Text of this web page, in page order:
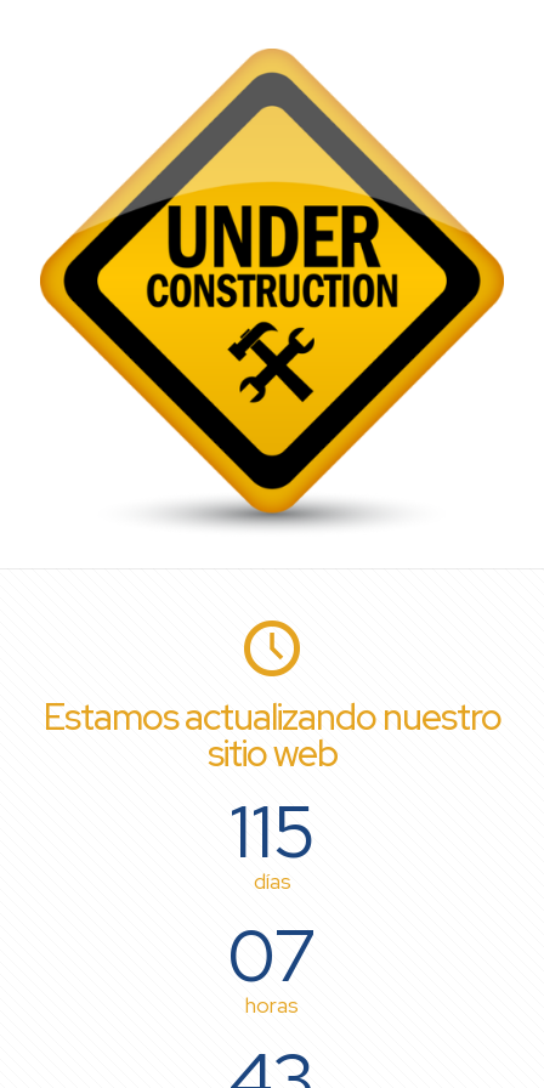
Estamos actualizando nuestro
sitio web
115
días
07
horas